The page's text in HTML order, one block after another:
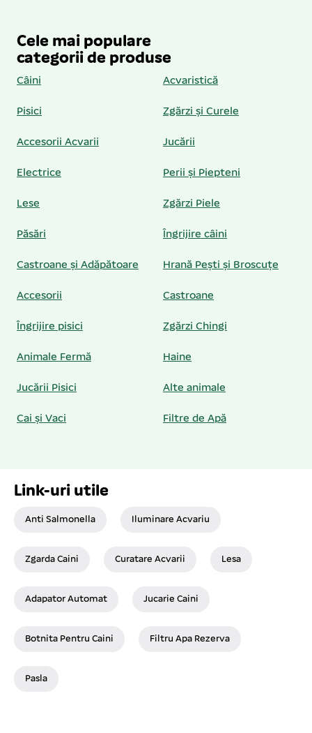
Cele mai populare
categorii de produse
Câini Acvaristică
Pisici Zgărzi și Curele
Accesorii Acvarii Jucării
Electrice Perii și Piepteni
Lese Zgărzi Piele
Păsări Îngrijire câini
Castroane și Adăpătoare Hrană Pești și Broscuțe
Accesorii Castroane
Îngrijire pisici Zgărzi Chingi
Animale Fermă Haine
Jucării Pisici Alte animale
Cai și Vaci Filtre de Apă
Link-uri utile
Anti Salmonella Iluminare Acvariu
Zgarda Caini Curatare Acvarii Lesa
Adapator Automat Jucarie Caini
Botnita Pentru Caini Filtru Apa Rezerva
Pasla